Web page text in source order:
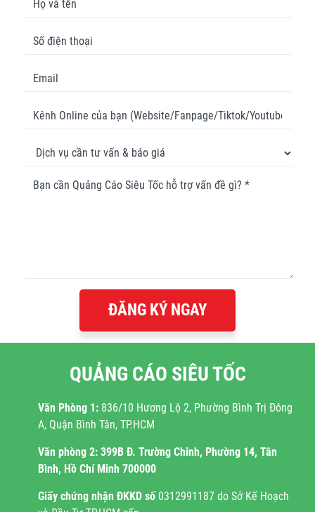
QUẢNG CÁO SIÊU TỐC
Văn Phòng 1: 836/10 Hương Lộ 2, Phường Bình Trị Đông
A, Quận Bình Tân, TP.HCM
Văn phòng 2: 399B Đ. Trường Chinh, Phường 14, Tân
Bình, Hồ Chí Minh 700000
Giấy chứng nhận ĐKKD số 0312991187 do Sở Kế Hoạch
ĐĂNG KÝ NGAY